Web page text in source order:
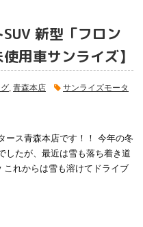
新型「フロン
使用車サンライズ】
青森本店
サンライズモータ
ース青森本店です！！ 今年の冬
したが、最近は雪も落ち着き道
れからは雪も溶けてドライブ